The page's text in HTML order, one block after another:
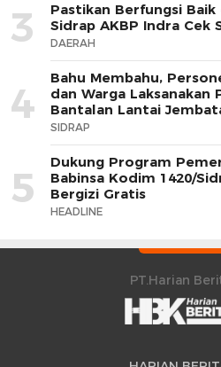
3
Pastikan Berfungsi Baik
Sidrap AKBP Indra Cek
DAERAH
4
Bahu Membahu,
dan Warga Laksanakan
Bantalan Lantai
Toro
SIDRAP
5
Dukung Program
Babinsa Kodim 1420/
Bergizi Gratis
HEADLINE
PT.Harian